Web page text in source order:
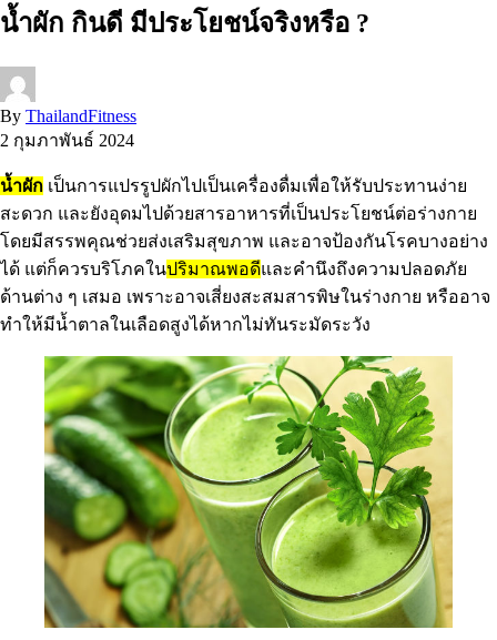
น้ำผัก กินดี มีประโยชน์จริงหรือ ?
By ThailandFitness
2 กุมภาพันธ์ 2024
น้ำผัก เป็นการแปรรูปผักไปเป็นเครื่องดื่มเพื่อให้รับประทานง่าย
สะดวก และยังอุดมไปด้วยสารอาหารที่เป็นประโยชน์ต่อร่างกาย
โดยมีสรรพคุณช่วยส่งเสริมสุขภาพ และอาจป้องกันโรคบางอย่าง
ได้ แต่ก็ควรบริโภคในปริมาณพอดีและคำนึงถึงความปลอดภัย
ด้านต่าง ๆ เสมอ เพราะอาจเสี่ยงสะสมสารพิษในร่างกาย หรืออาจ
ทำให้มีน้ำตาลในเลือดสูงได้หากไม่ทันระมัดระวัง